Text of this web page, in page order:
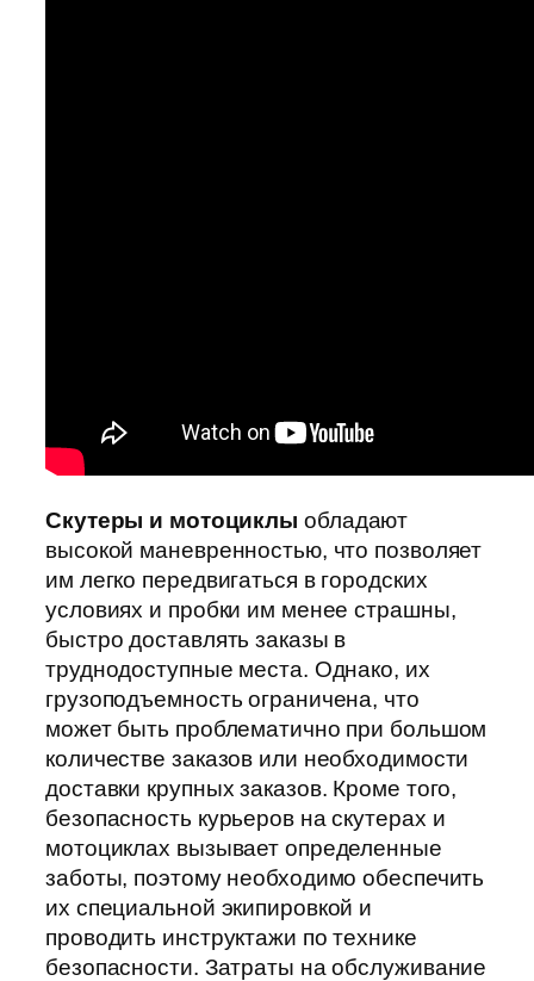
Скутеры и мотоциклы обладают
высокой маневренностью, что позволяет
им легко передвигаться в городских
условиях и пробки им менее страшны,
быстро доставлять заказы в
труднодоступные места. Однако, их
грузоподъемность ограничена, что
может быть проблематично при большом
количестве заказов или необходимости
доставки крупных заказов. Кроме того,
безопасность курьеров на скутерах и
мотоциклах вызывает определенные
заботы, поэтому необходимо обеспечить
их специальной экипировкой и
проводить инструктажи по технике
безопасности. Затраты на обслуживание